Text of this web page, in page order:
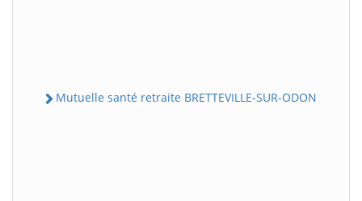
Mutuelle santé retraite BRETTEVILLE-SUR-ODON